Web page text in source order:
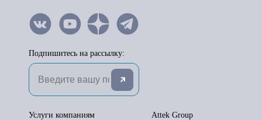
Подпишитесь на рассылку:
Attek Group
Услуги компаниям